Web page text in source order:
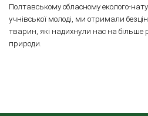
Полтавському обласному еколого-
учнівської молоді, ми отримали
тварин, які надихнули нас на більше
природи.